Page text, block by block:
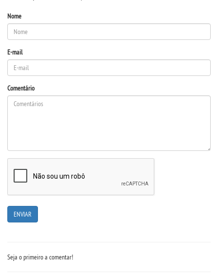
Nome
E-mail
Comentário
Seja o primeiro a comentar!